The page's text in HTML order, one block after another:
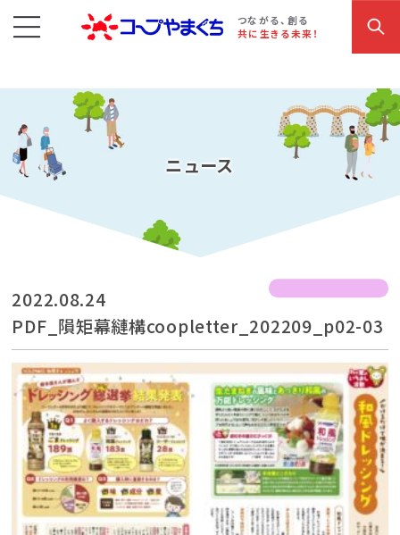
つながる、創る
共に生きる未来！
コープやまぐち お買い物・サービス こだわり商品 参加・イベント情報
ニュース
2022.08.24
PDF_隕矩幕縺構coopletter_202209_p02-03